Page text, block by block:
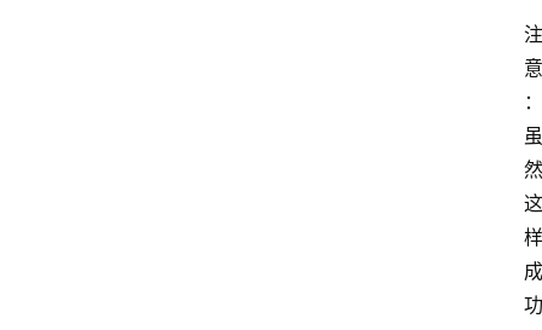
注
意
：
虽
然
这
样
成
功